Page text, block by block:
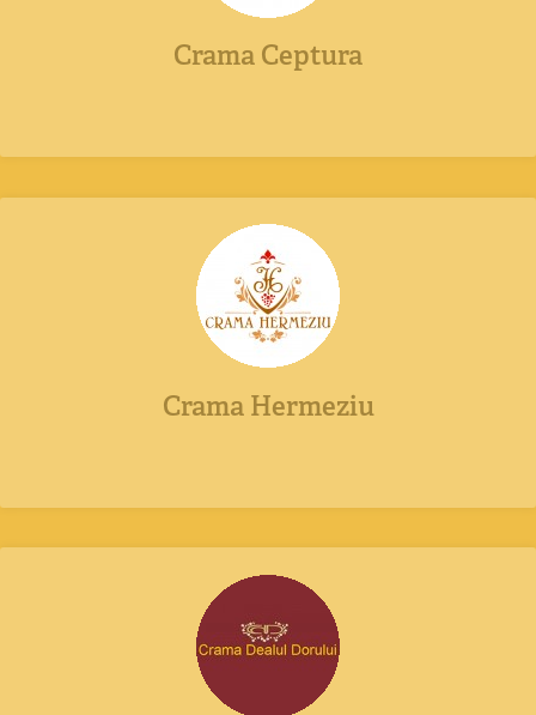
Crama Ceptura
Crama Hermeziu